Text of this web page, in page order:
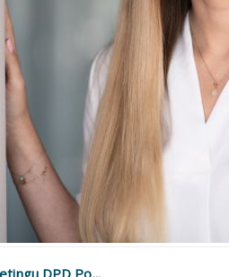
DPD Po...